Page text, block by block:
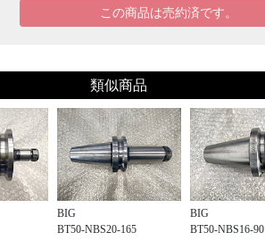
この商品は売約済です。
類似商品
BIG
BT50-NBS20-165
BIG
BT50-NBS16-90